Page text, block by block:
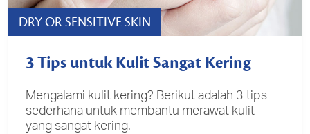
DRY OR SENSITIVE SKIN
3 Tips untuk Kulit Sangat Kering
Mengalami kulit kering? Berikut adalah 3 tips
sederhana untuk membantu merawat kulit
yang sangat kering.